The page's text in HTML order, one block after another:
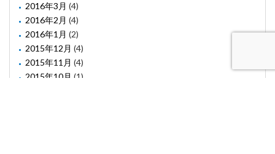
2016年3月 (4)
2016年2月 (4)
2016年1月 (2)
2015年12月 (4)
2015年11月 (4)
2015年10月 (1)